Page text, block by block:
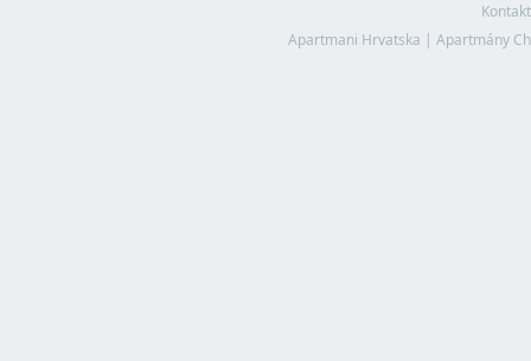
Kontakt
Apartmani Hrvatska | Apartmány